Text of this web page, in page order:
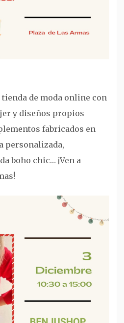
de moda online con
y diseños propios
fabricados en
personalizada,
boho chic… ¡Ven a